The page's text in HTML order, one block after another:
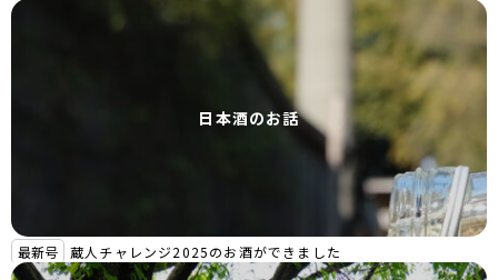
日本酒のお話
最新号 蔵人チャレンジ2025のお酒ができました